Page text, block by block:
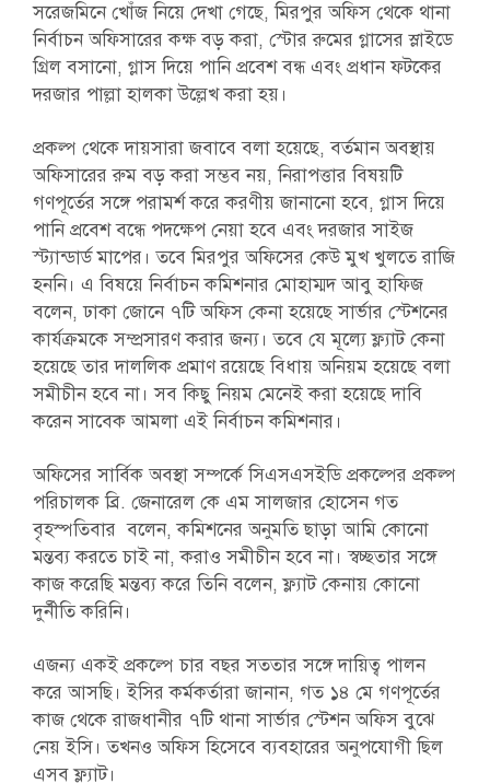
সরেজমিনে খোঁজ নিয়ে দেখা গেছে, মিরপুর অফিস থেকে থানা
নির্বাচন অফিসারের কক্ষ বড় করা, স্টোর রুমের গ্লাসের স্লাইডে
গ্রিল বসানো, গ্লাস দিয়ে পানি প্রবেশ বন্ধ এবং প্রধান ফটকের
দরজার পাল্লা হালকা উল্লেখ করা হয়।
প্রকল্প থেকে দায়সারা জবাবে বলা হয়েছে, বর্তমান অবস্থায়
অফিসারের রুম বড় করা সম্ভব নয়, নিরাপত্তার বিষয়টি
গণপূর্তের সঙ্গে পরামর্শ করে করণীয় জানানো হবে, গ্লাস দিয়ে
পানি প্রবেশ বন্ধে পদক্ষেপ নেয়া হবে এবং দরজার সাইজ
স্ট্যান্ডার্ড মাপের। তবে মিরপুর অফিসের কেউ মুখ খুলতে রাজি
হননি। এ বিষয়ে নির্বাচন কমিশনার মোহাম্মদ আবু হাফিজ
বলেন, ঢাকা জোনে ৭টি অফিস কেনা হয়েছে সার্ভার স্টেশনের
কার্যক্রমকে সম্প্রসারণ করার জন্য। তবে যে মূল্যে ফ্ল্যাট কেনা
হয়েছে তার দাললিক প্রমাণ রয়েছে বিধায় অনিয়ম হয়েছে বলা
সমীচীন হবে না। সব কিছু নিয়ম মেনেই করা হয়েছে দাবি
করেন সাবেক আমলা এই নির্বাচন কমিশনার।
অফিসের সার্বিক অবস্থা সম্পর্কে সিএসএসইডি প্রকল্পের প্রকল্প
পরিচালক ব্রি. জেনারেল কে এম সালজার হোসেন গত
বৃহস্পতিবার বলেন, কমিশনের অনুমতি ছাড়া আমি কোনো
মন্তব্য করতে চাই না, করাও সমীচীন হবে না। স্বচ্ছতার সঙ্গে
কাজ করেছি মন্তব্য করে তিনি বলেন, ফ্ল্যাট কেনায় কোনো
দুর্নীতি করিনি।
এজন্য একই প্রকল্পে চার বছর সততার সঙ্গে দায়িত্ব পালন
করে আসছি। ইসির কর্মকর্তারা জানান, গত ১৪ মে গণপূর্তের
কাজ থেকে রাজধানীর ৭টি থানা সার্ভার স্টেশন অফিস বুঝে
নেয় ইসি। তখনও অফিস হিসেবে ব্যবহারের অনুপযোগী ছিল
এসব ফ্ল্যাট।